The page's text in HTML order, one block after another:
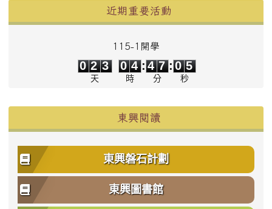
近期重要活動
115-1開學
0 2 3
天
0
0
4
4
時
:
4
4
7
7
分
: 0 5
秒
東興閱讀
東興磐石計劃
東興圖書館